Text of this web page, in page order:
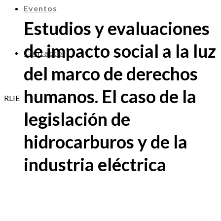
RLIE
Eventos
Contacto
Estudios y evaluaciones
de impacto social a la luz
del marco de derechos
humanos. El caso de la
legislación de
hidrocarburos y de la
industria eléctrica